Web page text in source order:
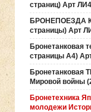
страниц) Арт
БРОНЕПОЕЗДА
страницы) Арт
Бронетанковая
страницы А4)
Бронетанковая
Мировой войны
Бронетехника
молодежи